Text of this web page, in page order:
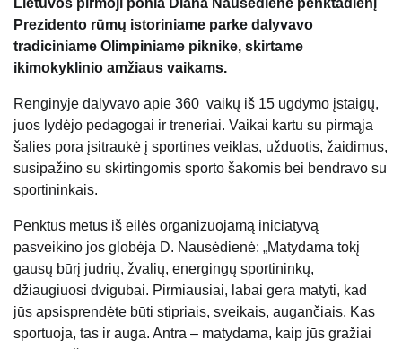
Lietuvos pirmoji ponia Diana Nausėdienė penktadienį
Prezidento rūmų istoriniame parke dalyvavo
tradiciniame Olimpiniame piknike, skirtame
ikimokyklinio amžiaus vaikams.
Renginyje dalyvavo apie 360 vaikų iš 15 ugdymo įstaigų,
juos lydėjo pedagogai ir treneriai. Vaikai kartu su pirmąja
šalies pora įsitraukė į sportines veiklas, užduotis, žaidimus,
susipažino su skirtingomis sporto šakomis bei bendravo su
sportininkais.
Penktus metus iš eilės organizuojamą iniciatyvą
pasveikino jos globėja D. Nausėdienė: „Matydama tokį
gausų būrį judrių, žvalių, energingų sportininkų,
džiaugiuosi dvigubai. Pirmiausiai, labai gera matyti, kad
jūs apsisprendėte būti stipriais, sveikais, augančiais. Kas
sportuoja, tas ir auga. Antra – matydama, kaip jūs gražiai